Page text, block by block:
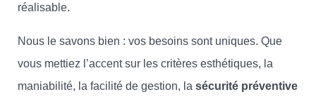
réalisable.
Nous le savons bien : vos besoins sont uniques. Que
vous mettiez l’accent sur les critères esthétiques, la
maniabilité, la facilité de gestion, la sécurité préventive